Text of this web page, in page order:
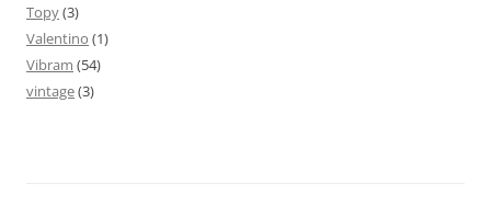
Topy(3)
Valentino (1)
Vibram (54)
vintage(3)